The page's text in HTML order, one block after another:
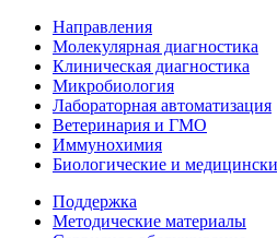
Направления
Молекулярная диагностика
Клиническая диагностика
Микробиология
Лабораторная автоматизация
Ветеринария и ГМО
Иммунохимия
Биологические и
Поддержка
Методические материалы